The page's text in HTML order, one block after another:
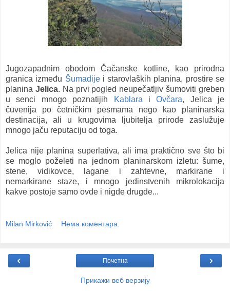
Jugozapadnim obodom Čačanske kotline, kao prirodna
granica između Šumadijei starovlaških planina, prostire se
planina Jelica. Na prvi pogled neupečatljiv šumoviti greben
u senci mnogo poznatijih
Kablara iOvčara, Jelica je
čuvenija po četničkim pesmama nego kao planinarska
destinacija, ali u krugovima ljubitelja prirode zaslužuje
mnogo jaču reputaciju od toga.
Jelica nije planina superlativa, ali ima praktično sve što bi
se moglo poželeti na jednom planinarskom izletu: šume,
stene, vidikovce, lagane i zahtevne, markirane i
nemarkirane staze, i mnogo jedinstvenih mikrolokacija
kakve postoje samo ovde i nigde drugde...
Milan Mirković Нема коментара:
‹ ›
Почетна
Прикажи веб верзију